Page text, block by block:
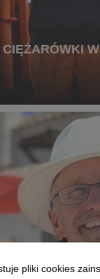
pliki cookies